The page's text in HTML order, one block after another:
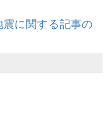
に関する記事の